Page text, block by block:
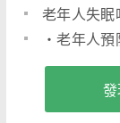
老年人失眠
・老年人